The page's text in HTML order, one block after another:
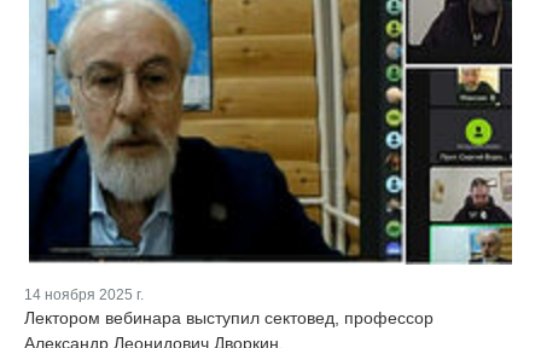
14 ноября 2025 г.
Лектором вебинара выступил сектовед, профессор
Александр Леонидович Дворкин.